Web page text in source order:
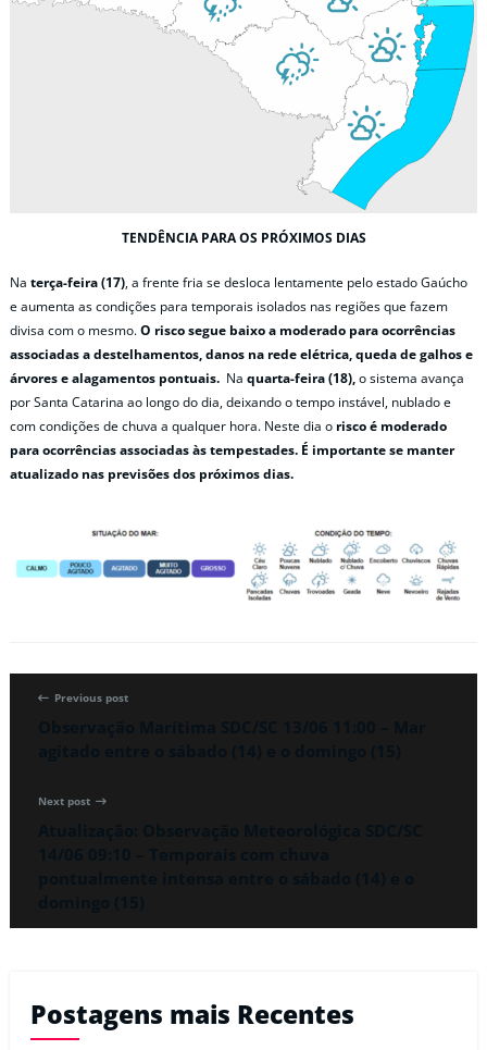
TENDÊNCIA PARA OS PRÓXIMOS DIAS
Na terça-feira (17), a frente fria se desloca lentamente pelo estado Gaúcho
e aumenta as condições para temporais isolados nas regiões que fazem
divisa com o mesmo.O risco segue baixo a moderado para ocorrências
associadas a destelhamentos, danos na rede elétrica, queda de galhos e
árvores e alagamentos pontuais. Na quarta-feira (18),o sistema avança
por Santa Catarina ao longo do dia, deixando o tempo instável, nublado e
com condições de chuva a qualquer hora. Neste dia o risco é moderado
para ocorrências associadas às tempestades. É importante se manter
atualizado nas previsões dos próximos dias.
Previous post
Next post
Postagens mais Recentes